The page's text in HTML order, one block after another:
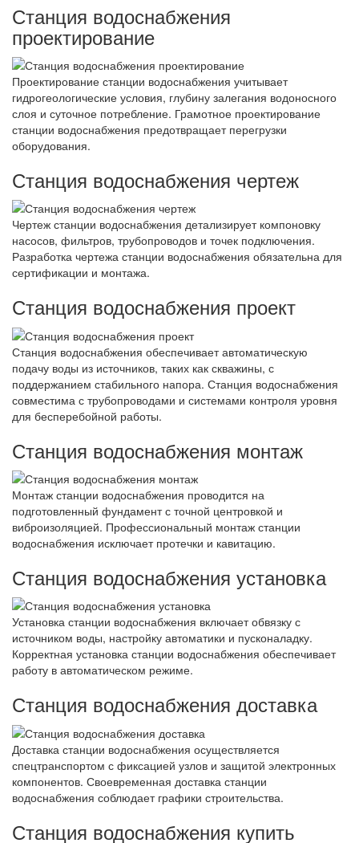
Станция водоснабжения
проектирование
Проектирование станции водоснабжения учитывает
гидрогеологические условия, глубину залегания водоносного
слоя и суточное потребление. Грамотное проектирование
станции водоснабжения предотвращает перегрузки
оборудования.
Станция водоснабжения чертеж
Чертеж станции водоснабжения детализирует компоновку
насосов, фильтров, трубопроводов и точек подключения.
Разработка чертежа станции водоснабжения обязательна для
сертификации и монтажа.
Станция водоснабжения проект
Станция водоснабжения обеспечивает автоматическую
подачу воды из источников, таких как скважины, с
поддержанием стабильного напора. Станция водоснабжения
совместима с трубопроводами и системами контроля уровня
для бесперебойной работы.
Станция водоснабжения монтаж
Монтаж станции водоснабжения проводится на
подготовленный фундамент с точной центровкой и
виброизоляцией. Профессиональный монтаж станции
водоснабжения исключает протечки и кавитацию.
Станция водоснабжения установка
Установка станции водоснабжения включает обвязку с
источником воды, настройку автоматики и пусконаладку.
Корректная установка станции водоснабжения обеспечивает
работу в автоматическом режиме.
Станция водоснабжения доставка
Доставка станции водоснабжения осуществляется
спецтранспортом с фиксацией узлов и защитой электронных
компонентов. Своевременная доставка станции
водоснабжения соблюдает графики строительства.
Станция водоснабжения купить